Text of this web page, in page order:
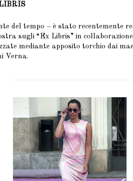
del tempo – è stato recentemente
sugli “Ex Libris” in
mediante apposito torchio dai
Verna.